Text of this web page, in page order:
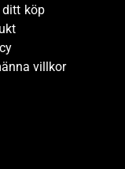
ditt köp
villkor